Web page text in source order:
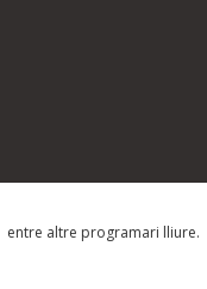
entre altre programari lliure.